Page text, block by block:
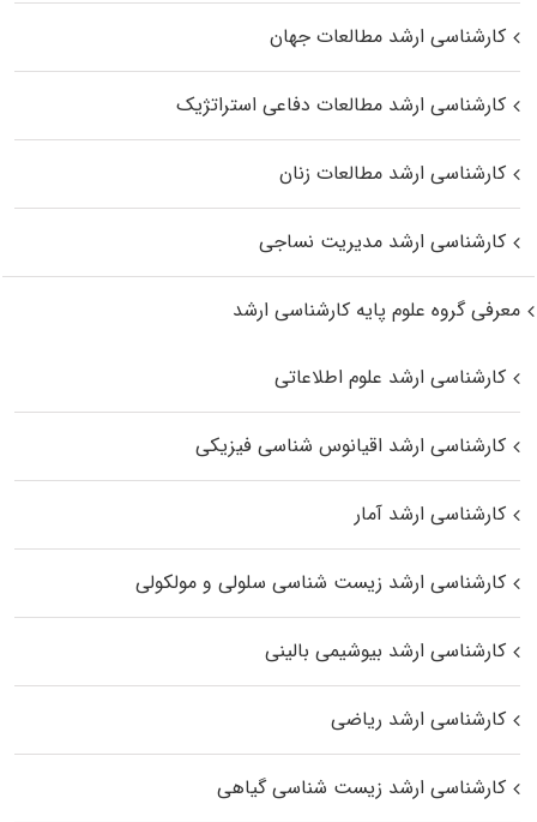
کارشناسی ارشد مطالعات جهان
کارشناسی ارشد مطالعات دفاعی استراتژیک
کارشناسی ارشد مطالعات زنان
کارشناسی ارشد مدیریت نساجی
معرفی گروه علوم پایه کارشناسی ارشد
کارشناسی ارشد علوم اطلاعاتی
کارشناسی ارشد اقیانوس‌ شناسی فیزیکی
کارشناسی ارشد آمار
کارشناسی ارشد زیست شناسی سلولی و مولکولی
کارشناسی ارشد بیوشیمی بالینی
کارشناسی ارشد ریاضی
کارشناسی ارشد زیست‌ شناسی گیاهی